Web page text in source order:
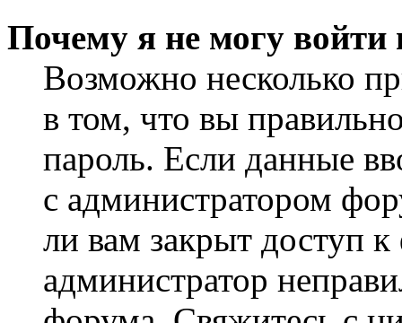
Почему я не могу войти
Возможно несколько
в том, что вы
пароль. Если данные
с администратором
ли вам закрыт доступ
администратор